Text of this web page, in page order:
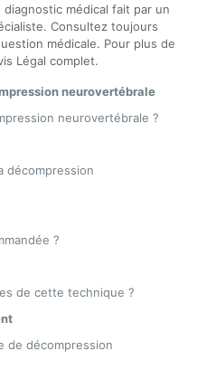
médical fait par un
Consultez toujours
médicale. Pour plus de
Légal complet.
neurovertébrale
neurovertébrale ?
décompression
?
de cette technique ?
de décompression